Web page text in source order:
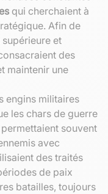
qui cherchaient à
Afin de
et
des
maintenir une
engins militaires
les chars de guerre
souvent
avec
des traités
de paix
batailles, toujours